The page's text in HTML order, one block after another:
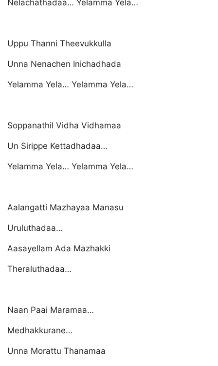
Nelachathadaa… Yelamma Yela…
Uppu Thanni Theevukkulla
Unna Nenachen Inichadhada
Yelamma Yela… Yelamma Yela…
Soppanathil Vidha Vidhamaa
Un Sirippe Kettadhadaa…
Yelamma Yela… Yelamma Yela…
Aalangatti Mazhayaa Manasu
Uruluthadaa…
Aasayellam Ada Mazhakki
Theraluthadaa…
Naan Paai Maramaa…
Medhakkurane…
Unna Morattu Thanamaa